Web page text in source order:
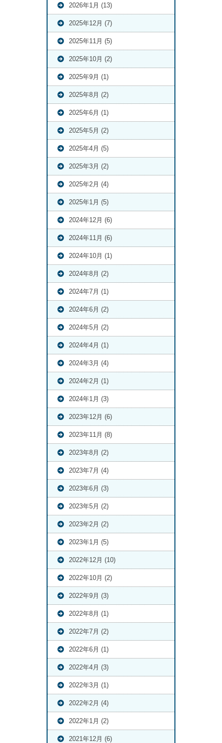
2026年1月 (13)
2025年12月 (7)
2025年11月 (5)
2025年10月 (2)
2025年9月 (1)
2025年8月 (2)
2025年6月 (1)
2025年5月 (2)
2025年4月 (5)
2025年3月 (2)
2025年2月 (4)
2025年1月 (5)
2024年12月 (6)
2024年11月 (6)
2024年10月 (1)
2024年8月 (2)
2024年7月 (1)
2024年6月 (2)
2024年5月 (2)
2024年4月 (1)
2024年3月 (4)
2024年2月 (1)
2024年1月 (3)
2023年12月 (6)
2023年11月 (8)
2023年8月 (2)
2023年7月 (4)
2023年6月 (3)
2023年5月 (2)
2023年2月 (2)
2023年1月 (5)
2022年12月 (10)
2022年10月 (2)
2022年9月 (3)
2022年8月 (1)
2022年7月 (2)
2022年6月 (1)
2022年4月 (3)
2022年3月 (1)
2022年2月 (4)
2022年1月 (2)
2021年12月 (6)